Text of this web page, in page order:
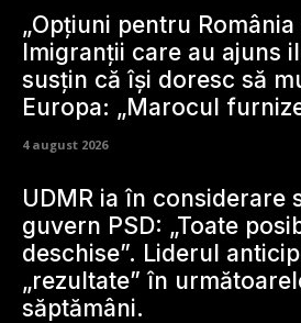
„Opțiuni pentru România
Imigranții care au ajuns
susțin că își doresc să
Europa: „Marocul
4 august 2026
UDMR ia în considerare
guvern PSD: „Toate
deschise”. Liderul
„rezultate” în
săptămâni.